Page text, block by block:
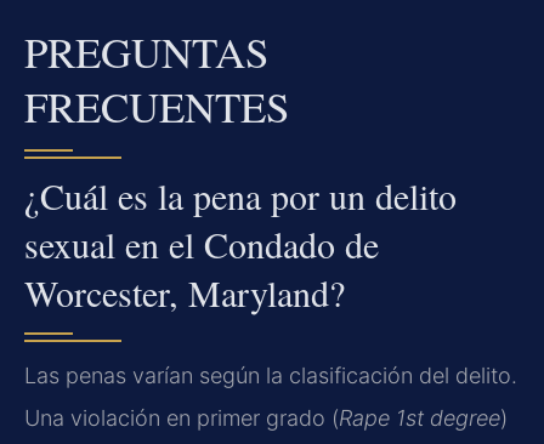
PREGUNTAS
FRECUENTES
¿Cuál es la pena por un delito
sexual en el Condado de
Worcester, Maryland?
Las penas varían según la clasificación del delito.
Una violación en primer grado (Rape 1st degree)